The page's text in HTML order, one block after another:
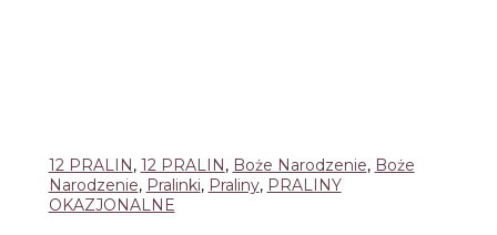
12 PRALIN, 12 PRALIN, Boże Narodzenie, Boże
Narodzenie, Pralinki, Praliny, PRALINY
OKAZJONALNE